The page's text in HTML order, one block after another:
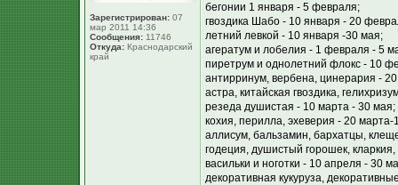
Зарегистрирован: 07
мар 2011 14:36
Сообщения: 11746
Откуда: Краснодарский
край
бегонии 1 января - 5 февраля;
гвоздика Шабо - 10 января - 20
летний левкой - 10 января -30 мая;
агератум и лобелия - 1 февраля - 5
пиретрум и однолетний флокс - 10
антирринум, вербена, цинерария -
астра, китайская гвоздика,
резеда душистая - 10 марта - 30 мая;
кохия, перилла, эхеверия - 20 марта-
аллисум, бальзамин, бархатцы,
годеция, душистый горошек,
васильки и ноготки - 10 апреля - 30
декоративная кукуруза,